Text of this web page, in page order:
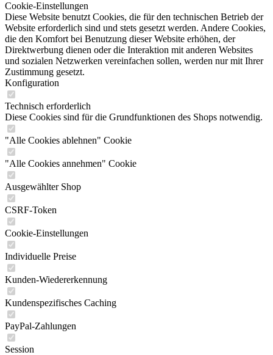
Cookie-Einstellungen
Diese Website benutzt Cookies, die für den technischen Betrieb der
Website erforderlich sind und stets gesetzt werden. Andere Cookies,
die den Komfort bei Benutzung dieser Website erhöhen, der
Direktwerbung dienen oder die Interaktion mit anderen Websites
und sozialen Netzwerken vereinfachen sollen, werden nur mit Ihrer
Zustimmung gesetzt.
Konfiguration
Technisch erforderlich
Diese Cookies sind für die Grundfunktionen des Shops notwendig.
"Alle Cookies ablehnen" Cookie
"Alle Cookies annehmen" Cookie
Ausgewählter Shop
CSRF-Token
Cookie-Einstellungen
Individuelle Preise
Kunden-Wiedererkennung
Kundenspezifisches Caching
PayPal-Zahlungen
Session